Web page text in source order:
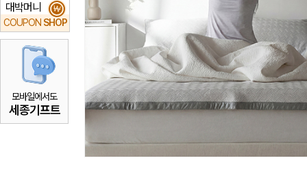
대박머니
COUPON SHOP
₩
모바일에서도
세종기프트